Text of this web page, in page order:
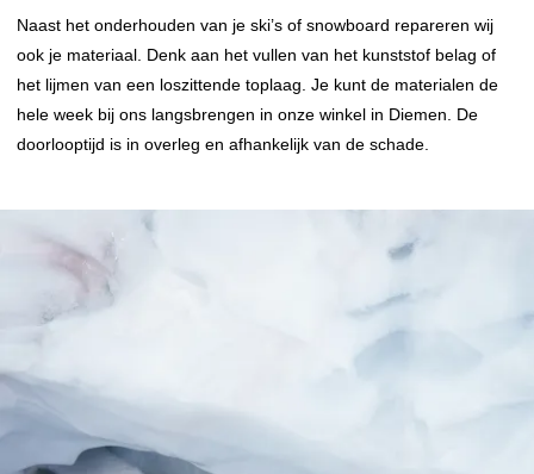
Naast het onderhouden van je ski’s of snowboard repareren wij
ook je materiaal. Denk aan het vullen van het kunststof belag of
het lijmen van een loszittende toplaag. Je kunt de materialen de
hele week bij ons langsbrengen in onze winkel in Diemen. De
doorlooptijd is in overleg en afhankelijk van de schade.